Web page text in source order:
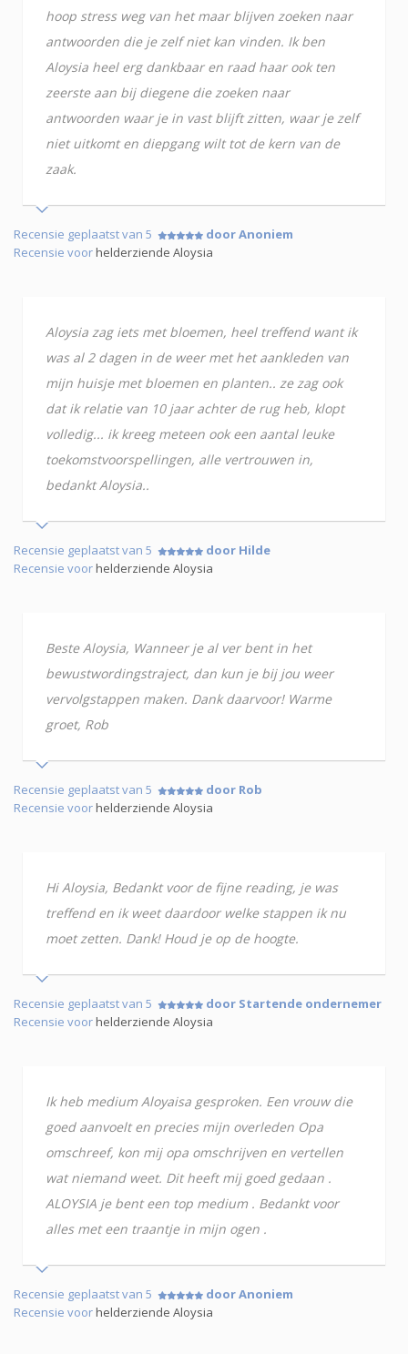
hoop stress weg van het maar blijven zoeken naar
antwoorden die je zelf niet kan vinden. Ik ben
Aloysia heel erg dankbaar en raad haar ook ten
zeerste aan bij diegene die zoeken naar
antwoorden waar je in vast blijft zitten, waar je zelf
niet uitkomt en diepgang wilt tot de kern van de
zaak.
Recensie geplaatst van 5
door Anoniem
Recensie voorhelderziende Aloysia
Aloysia zag iets met bloemen, heel treffend want ik
was al 2 dagen in de weer met het aankleden van
mijn huisje met bloemen en planten.. ze zag ook
dat ik relatie van 10 jaar achter de rug heb, klopt
volledig... ik kreeg meteen ook een aantal leuke
toekomstvoorspellingen, alle vertrouwen in,
bedankt Aloysia..
Recensie geplaatst van 5
door Hilde
Recensie voorhelderziende Aloysia
Beste Aloysia, Wanneer je al ver bent in het
bewustwordingstraject, dan kun je bij jou weer
vervolgstappen maken. Dank daarvoor! Warme
groet, Rob
Recensie geplaatst van 5
door Rob
Recensie voorhelderziende Aloysia
Hi Aloysia, Bedankt voor de fijne reading, je was
treffend en ik weet daardoor welke stappen ik nu
moet zetten. Dank! Houd je op de hoogte.
Recensie geplaatst van 5
door Startende ondernemer
Recensie voorhelderziende Aloysia
Ik heb medium Aloyaisa gesproken. Een vrouw die
goed aanvoelt en precies mijn overleden Opa
omschreef, kon mij opa omschrijven en vertellen
wat niemand weet. Dit heeft mij goed gedaan .
ALOYSIA je bent een top medium . Bedankt voor
alles met een traantje in mijn ogen .
Recensie geplaatst van 5
door Anoniem
Recensie voorhelderziende Aloysia